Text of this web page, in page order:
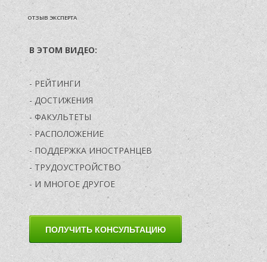
В
ОТЗЫВ ЭКСПЕРТА
В ЭТОМ ВИДЕО:
- РЕЙТИНГИ
- ДОСТИЖЕНИЯ
- ФАКУЛЬТЕТЫ
- РАСПОЛОЖЕНИЕ
- ПОДДЕРЖКА ИНОСТРАНЦЕВ
- ТРУДОУСТРОЙСТВО
- И МНОГОЕ ДРУГОЕ
ПОЛУЧИТЬ КОНСУЛЬТАЦИЮ